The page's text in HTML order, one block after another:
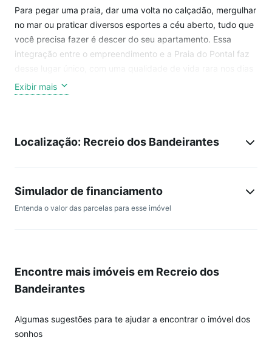
Para pegar uma praia, dar uma volta no calçadão, mergulhar
no mar ou praticar diversos esportes a céu aberto, tudo que
você precisa fazer é descer do seu apartamento. Essa
integração entre o empreendimento e a Praia do Pontal faz
de hoje. Preço e disponibilidade do imóvel sujeitos a
alteração sem aviso prévio.
Exibir mais
Localização: Recreio dos Bandeirantes
Simulador de financiamento
Entenda o valor das parcelas para esse imóvel
Encontre mais imóveis em Recreio dos
Bandeirantes
Algumas sugestões para te ajudar a encontrar o imóvel dos
sonhos